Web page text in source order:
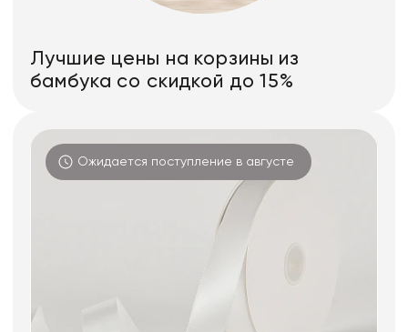
Лучшие цены на корзины из
бамбука со скидкой до 15%
Ожидается поступление в августе